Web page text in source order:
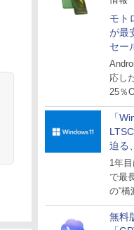
モト
が最
セー
応し
25％
「
迫る
～
1年
で最
の“橋
無料